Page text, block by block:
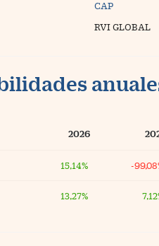
CAP
RVI GLOBAL
2026
15,14% -
13,27%